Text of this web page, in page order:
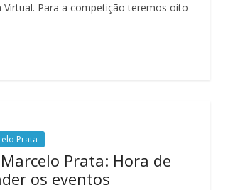
Para a competição teremos oito
Prata
Prata: Hora de
os eventos